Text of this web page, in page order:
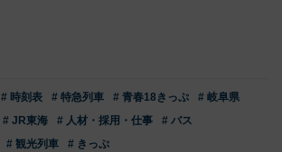
# 時刻表 # 特急列車 # 青春18きっぷ
# 岐阜県
# JR東海 # 人材・採用・仕事
# バス
# 観光列車 # きっぷ